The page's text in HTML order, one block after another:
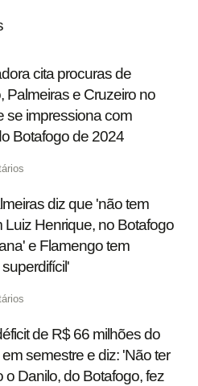
cita procuras de
Palmeiras e Cruzeiro no
se impressiona com
Botafogo de 2024
diz que 'não tem
Luiz Henrique, no Botafogo
e Flamengo tem
de R$ 66 milhões do
semestre e diz: 'Não ter
o Danilo, do Botafogo, fez